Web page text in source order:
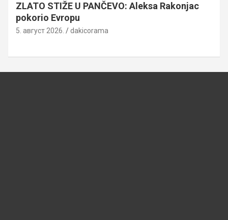
ZLATO STIŽE U PANČEVO: Aleksa Rakonjac
pokorio Evropu
5. август 2026. dakicorama